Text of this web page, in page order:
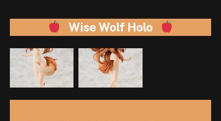
Wise Wolf Holo